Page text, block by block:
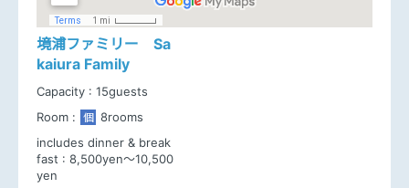
境浦ファミリー Sa
kaiura Family
Capacity : 15guests
Room : 個 8rooms
includes dinner & break
fast : 8,500yen～10,500
yen